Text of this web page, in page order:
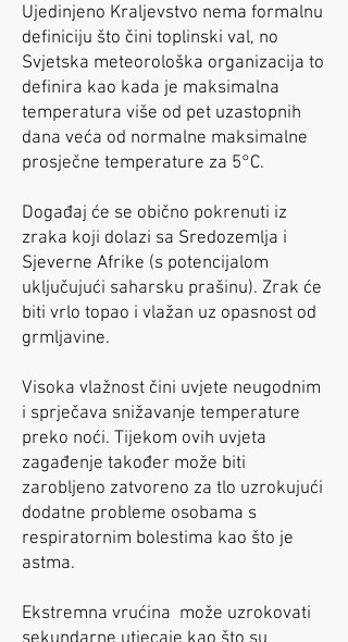
Ujedinjeno Kraljevstvo nema formalnu
definiciju što čini toplinski val, no
Svjetska meteorološka organizacija to
definira kao kada je maksimalna
temperatura više od pet uzastopnih
dana veća od normalne maksimalne
prosječne temperature za 5°C.
Događaj će se obično pokrenuti iz
zraka koji dolazi sa Sredozemlja i
Sjeverne Afrike (s potencijalom
uključujući saharsku prašinu). Zrak će
biti vrlo topao i vlažan uz opasnost od
grmljavine.
Visoka vlažnost čini uvjete neugodnim
i sprječava snižavanje temperature
preko noći. Tijekom ovih uvjeta
zagađenje također može biti
zarobljeno zatvoreno za tlo uzrokujući
dodatne probleme osobama s
respiratornim bolestima kao što je
astma.
Ekstremna vrućina može uzrokovati